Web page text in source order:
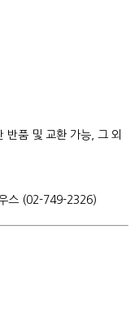
반품 및 교환 가능, 그 외
스 (02-749-2326)